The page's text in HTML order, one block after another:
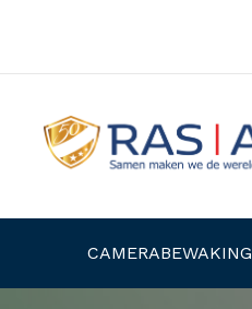
CAMERABEWAKING